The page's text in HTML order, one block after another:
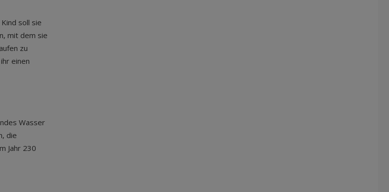
soll sie
mit dem sie
zu
einen
Wasser
die
Jahr 230